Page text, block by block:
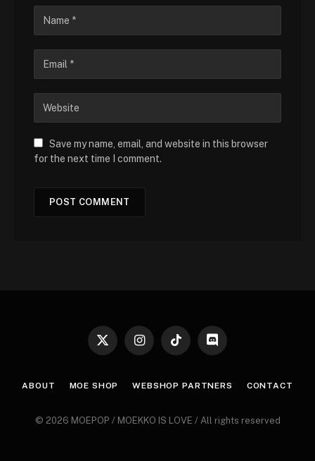
Save my name, email, and website in this browser
for the next time I comment.
X
InstagramTikTok Discord
ABOUT MOE SHOP WEBSHOP PARTNERS CONTACT
© 2026 MOEPOP / MOEKKO IS LOVE / All rights reserved